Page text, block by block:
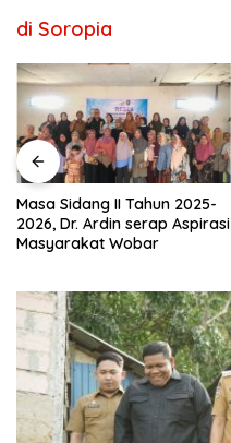
di Soropia
Masa Sidang II Tahun 2025-
2026, Dr. Ardin serap Aspirasi
Masyarakat Wobar